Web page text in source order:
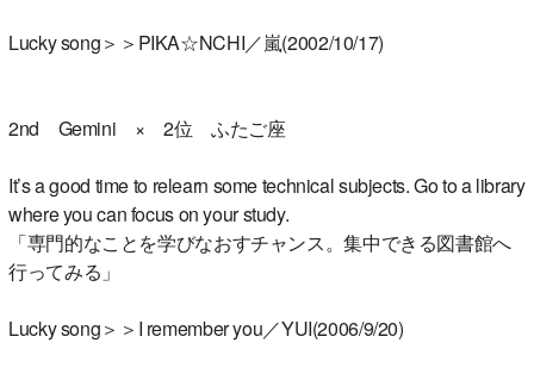
Lucky song＞＞PIKA☆NCHI／嵐(2002/10/17)
2nd Gemini × 2位 ふたご座
It’s a good time to relearn some technical subjects. Go to a library
where you can focus on your study.
「専門的なことを学びなおすチャンス。集中できる図書館へ
行ってみる」
Lucky song＞＞I remember you／YUI(2006/9/20)